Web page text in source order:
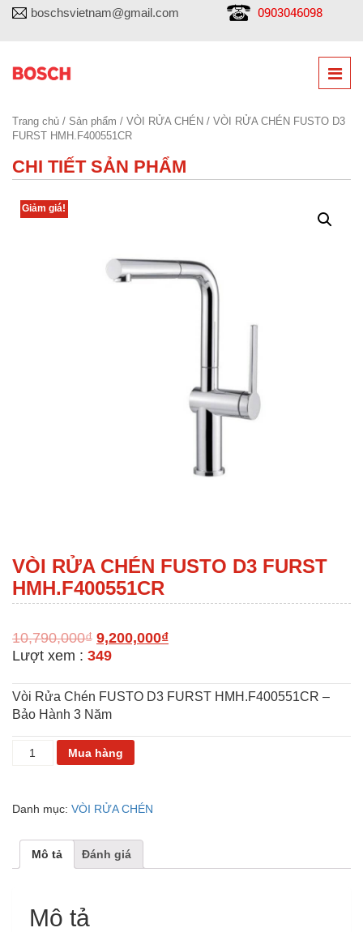
boschsvietnam@gmail.com 0903046098
Trang chủ / Sản phẩm / VÒI RỬA CHÉN / VÒI RỬA CHÉN FUSTO D3
FURST HMH.F400551CR
CHI TIẾT SẢN PHẨM
Giảm giá!
VÒI RỬA CHÉN FUSTO D3 FURST
HMH.F400551CR
10,790,000₫ 9,200,000₫
Lượt xem : 349
Vòi Rửa Chén FUSTO D3 FURST HMH.F400551CR –
Bảo Hành 3 Năm
VÒI
D3
HMH.F400551CR
Mua hàng
Danh mục: VÒI RỬA CHÉN
Mô tả Đánh giá
Mô tả